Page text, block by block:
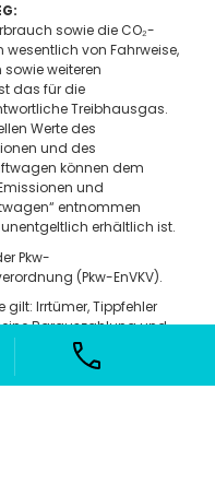
sowie die CO₂-
von Fahrweise,
weiteren
das für die
Treibhausgas.
Werte des
und des
können dem
und
entnommen
erhältlich ist.
Pkw-
(Pkw-EnVKV).
gilt: Irrtümer, Tippfehler
Barauszahlung und
möglich.